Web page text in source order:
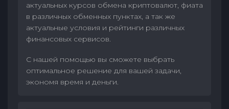
актуальных курсов обмена криптовалют, фиата
в различных обменных пунктах, а так же
актуальные условия и рейтинги различных
финансовых сервисов.
С нашей помощью вы сможете выбрать
оптимальное решение для вашей задачи,
экономя время и деньги.